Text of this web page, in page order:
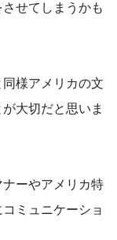
せてしまうかも
様アメリカの文
大切だと思いま
ーやアメリカ特
ミュニケーショ